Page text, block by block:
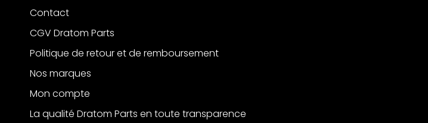
Contact
CGV Dratom Parts
Politique de retour et de remboursement
Nos marques
Mon compte
La qualité Dratom Parts en toute transparence